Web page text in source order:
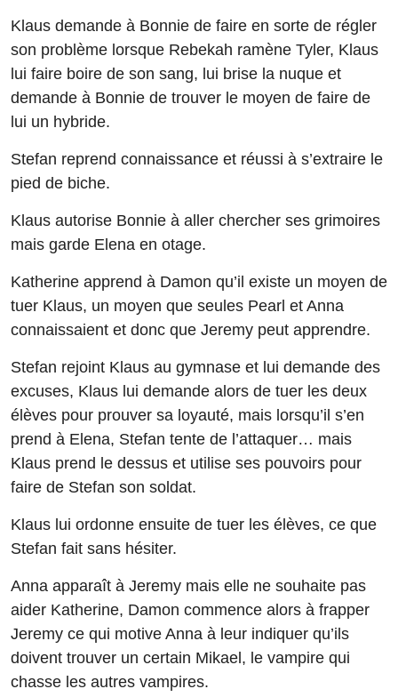
Klaus demande à Bonnie de faire en sorte de régler
son problème lorsque Rebekah ramène Tyler, Klaus
lui faire boire de son sang, lui brise la nuque et
demande à Bonnie de trouver le moyen de faire de
lui un hybride.
Stefan reprend connaissance et réussi à s’extraire le
pied de biche.
Klaus autorise Bonnie à aller chercher ses grimoires
mais garde Elena en otage.
Katherine apprend à Damon qu’il existe un moyen de
tuer Klaus, un moyen que seules Pearl et Anna
connaissaient et donc que Jeremy peut apprendre.
Stefan rejoint Klaus au gymnase et lui demande des
excuses, Klaus lui demande alors de tuer les deux
élèves pour prouver sa loyauté, mais lorsqu’il s’en
prend à Elena, Stefan tente de l’attaquer… mais
Klaus prend le dessus et utilise ses pouvoirs pour
faire de Stefan son soldat.
Klaus lui ordonne ensuite de tuer les élèves, ce que
Stefan fait sans hésiter.
Anna apparaît à Jeremy mais elle ne souhaite pas
aider Katherine, Damon commence alors à frapper
Jeremy ce qui motive Anna à leur indiquer qu’ils
doivent trouver un certain Mikael, le vampire qui
chasse les autres vampires.